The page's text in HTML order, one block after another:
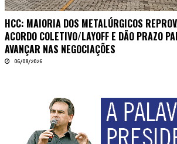
HCC: MAIORIA DOS METALÚRGICOS
ACORDO COLETIVO/LAYOFF E DÃO PRAZO
AVANÇAR NAS NEGOCIAÇÕES
06/08/2026